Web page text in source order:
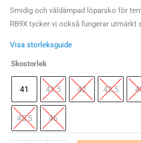
Smidig och väldämpad löparsko för
RB9X tycker vi också fungerar
Visa storleksguide
Skostorlek
41 41.5 42 42.5
45.5 46